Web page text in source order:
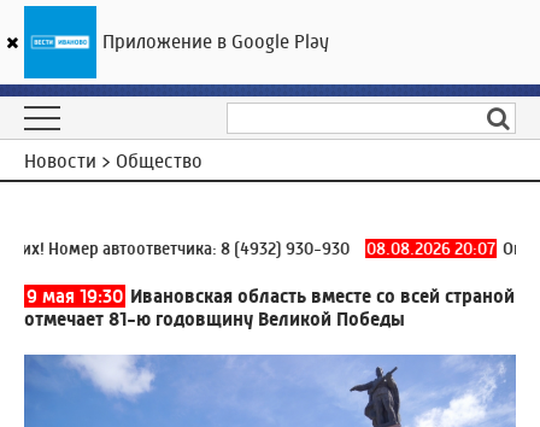
ГТРК «Ивтелерадио»
Новости > Общество
Номер автоответчика:8 (4932) 930-930 08.08.2026 20:07
9 мая 19:30 Ивановская область вместе со всей страной
отмечает 81-ю годовщину Великой Победы
Приложение в Google Play